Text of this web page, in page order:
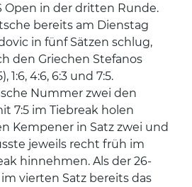
Open in der dritten Runde.
bereits am Dienstag
in fünf Sätzen schlug,
den Griechen Stefanos
1:6, 4:6, 6:3 und 7:5.
Nummer zwei den
7:5 im Tiebreak holen
Kempener in Satz zwei und
jeweils recht früh im
hinnehmen. Als der 26-
vierten Satz bereits das